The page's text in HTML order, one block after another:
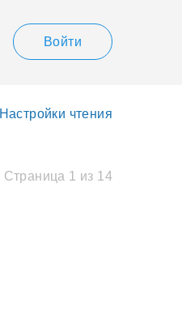
Войти
Настройки чтения
Страница 1 из 14